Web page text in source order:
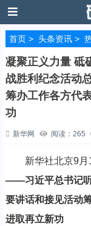
首页> 头条资讯>
凝聚正义力量
战胜利纪念活动
筹办工作各方代
功
新华网 阅读：265
新华社北京9月
——习近平总书记听
要讲话和接见活动
进取再立新功